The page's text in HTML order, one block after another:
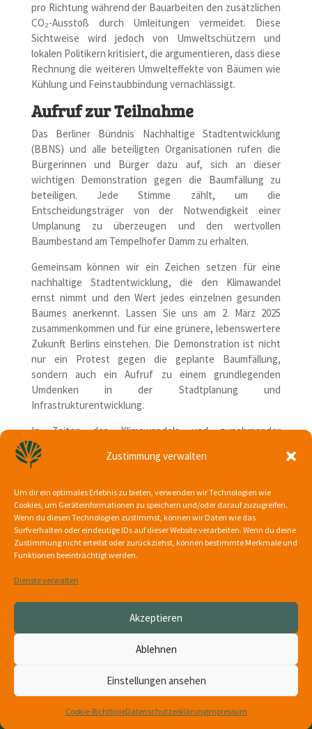
Zustimmung verwalten
Um dir ein optimales Erlebnis zu bieten, verwenden wir Technologien wie
Cookies, um Geräteinformationen zu speichern und/oder darauf zuzugreifen.
Wenn du diesen Technologien zustimmst, können wir Daten wie das
Surfverhalten oder eindeutige IDs auf dieser Website verarbeiten. Wenn du deine
Zustimmung nicht erteilst oder zurückziehst, können bestimmte Merkmale und
Funktionen beeinträchtigt werden.
Dienste verwalten
Akzeptieren
Ablehnen
Einstellungen ansehen
Cookie-RichtlinieDatenschutzerklärungImpressum
pro Richtung während der Bauarbeiten den zusätzlichen
CO₂-Ausstoß durch Umleitungen vermeidet. Diese
Sichtweise wird jedoch von Umweltschützern und
lokalen Politikern kritisiert, die argumentieren, dass diese
Rechnung die weiteren Umwelteffekte von Bäumen wie
Kühlung und Feinstaubbindung vernachlässigt.
Aufruf zur Teilnahme
Das Berliner Bündnis Nachhaltige Stadtentwicklung
(BBNS) und alle beteiligten Organisationen rufen die
Bürgerinnen und Bürger dazu auf, sich an dieser
wichtigen Demonstration gegen die Baumfällung zu
beteiligen. Jede Stimme zählt, um die
Entscheidungsträger von der Notwendigkeit einer
Umplanung zu überzeugen und den wertvollen
Baumbestand am Tempelhofer Damm zu erhalten.
Gemeinsam können wir ein Zeichen setzen für eine
nachhaltige Stadtentwicklung, die den Klimawandel
ernst nimmt und den Wert jedes einzelnen gesunden
Baumes anerkennt. Lassen Sie uns am 2. März 2025
zusammenkommen und für eine grünere, lebenswertere
Zukunft Berlins einstehen. Die Demonstration ist nicht
nur ein Protest gegen die geplante Baumfällung,
sondern auch ein Aufruf zu einem grundlegenden
Umdenken in der Stadtplanung und
Infrastrukturentwicklung.
In Zeiten des Klimawandels und zunehmender
Hitzebelastung in Städten sind Bäume mehr als nur
Dekoration – sie sind lebenswichtige Klimaanlagen,
trägt dazu bei, die Lebensqualität in Berlin zu verbessern
und die Stadt widerstandsfähiger gegen die
Herausforderungen des Klimawandels zu machen.
Zur Rede vom Baum- & ArtenschutzDino:
https://www.bbns.info/baum-artenschutz-versprochen-
ist-versprochen/
Kontakt
Impressum
Cookie-Richtlinie (EU)
Datenschutzerklärung
Geschäftsbedingungen
© 2025 byflatterbaum